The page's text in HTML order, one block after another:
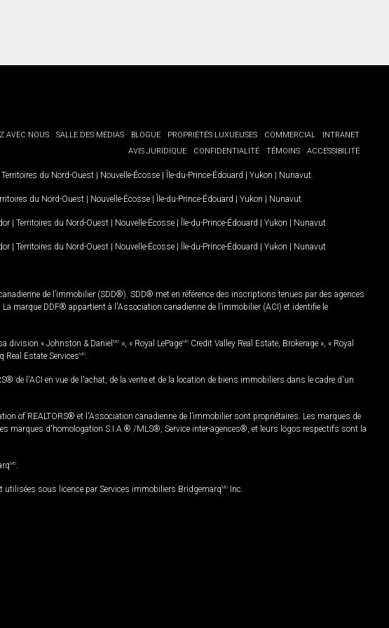
AVEC NOUS SALLE DES MÉDIAS BLOGUE PROPRIÉTÉS LUXUEUSES COMMERCIAL
INTRANET
AVIS JURIDIQUE
CONFIDENTIALITÉ TÉMOINS ACCESSIBILITÉ
Territoires du Nord-Ouest | Nouvelle-Écosse | Île-du-Prince-Édouard | Yukon | Nunavut
du Nord-Ouest | Nouvelle-Écosse | Île-du-Prince-Édouard | Yukon | Nunavut
| Territoires du Nord-Ouest | Nouvelle-Écosse | Île-du-Prince-Édouard | Yukon | Nunavut
| Territoires du Nord-Ouest | Nouvelle-Écosse | Île-du-Prince-Édouard | Yukon | Nunavut
de l’immobilier (SDD®). SDD® met en référence des inscriptions tenues par des agences
marque DDF® appartient à l'Association canadienne de l’immobilier (ACI) et identifie le
division « Johnston & Daniel MD », « Royal LePageMD Credit Valley Real Estate, Brokerage », « Royal
Real Estate ServicesMD
de l'ACI en vue de l'achat, de la vente et de la location de biens immobiliers dans le cadre d'un
of REALTORS® et l'Association canadienne de l’immobilier sont propriétaires. Les marques de
marques d'homologation S.I.A.® /MLS®, Service inter-agences®, et leurs logos respectifs sont la
MD
utilisées sous licence par Services immobiliers BridgemarqMD Inc.